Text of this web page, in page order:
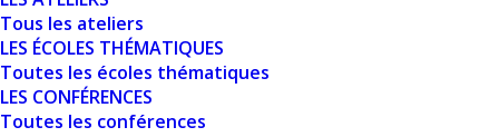
Tous les ateliers
LES ÉCOLES THÉMATIQUES
Toutes les écoles thématiques
LES CONFÉRENCES
Toutes les conférences
Dernière mise à jour
UNCOVERING
HIDDEN GLASSES -